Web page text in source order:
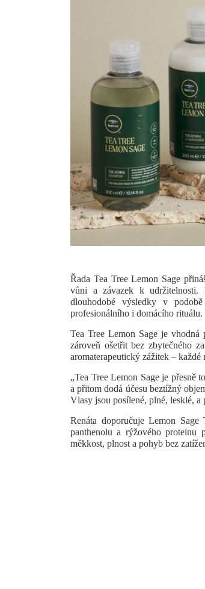
Řada Tea Tree Lemon Sage
vůni a závazek k udržitelnosti.
dlouhodobé výsledky v
profesionálního i domácího rituálu.
Tea Tree Lemon Sageje vhodná
zároveň ošetřit bez zbytečného
aromaterapeutický zážitek – každé
„Tea Tree Lemon Sage je přesně
a přitom dodá účesu beztížný
Vlasy jsou posílené, plné, lesklé,
Renáta doporučuje Lemon
panthenolu a rýžového proteinu
měkkost, plnost a pohyb bez